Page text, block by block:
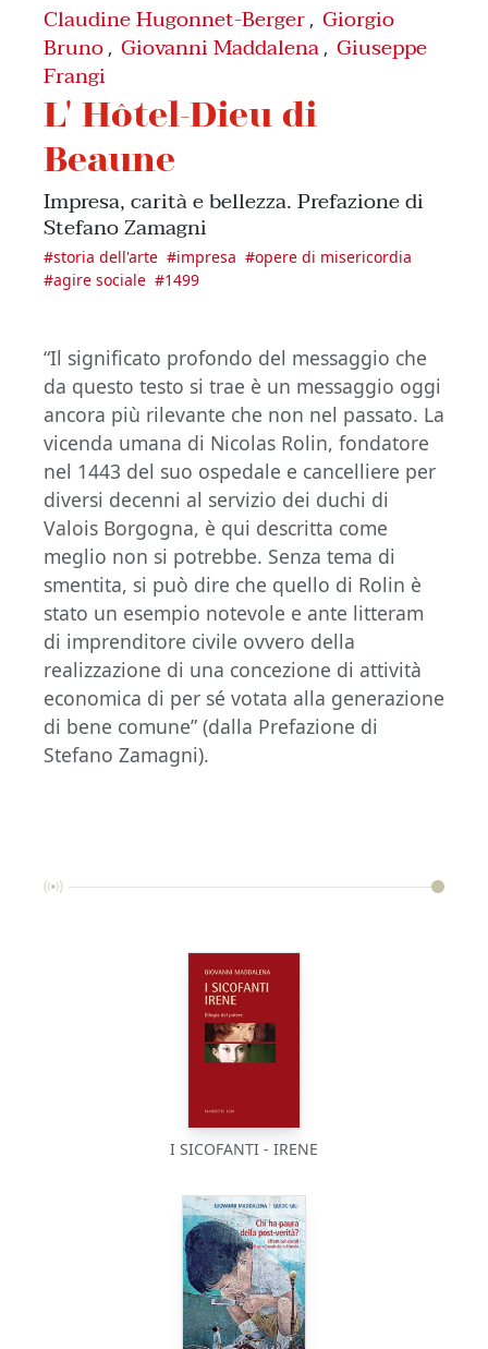
Claudine Hugonnet-Berger , Giorgio
Bruno , Giovanni Maddalena , Giuseppe
Frangi
L' Hôtel-Dieu di
Beaune
Impresa, carità e bellezza. Prefazione di
Stefano Zamagni
#storia dell'arte #impresa #opere di misericordia
#agire sociale #1499
“Il significato profondo del messaggio che
da questo testo si trae è un messaggio oggi
ancora più rilevante che non nel passato. La
vicenda umana di Nicolas Rolin, fondatore
nel 1443 del suo ospedale e cancelliere per
diversi decenni al servizio dei duchi di
Valois Borgogna, è qui descritta come
meglio non si potrebbe. Senza tema di
smentita, si può dire che quello di Rolin è
stato un esempio notevole e ante litteram
di imprenditore civile ovvero della
realizzazione di una concezione di attività
economica di per sé votata alla generazione
di bene comune” (dalla Prefazione di
Stefano Zamagni).
I SICOFANTI - IRENE